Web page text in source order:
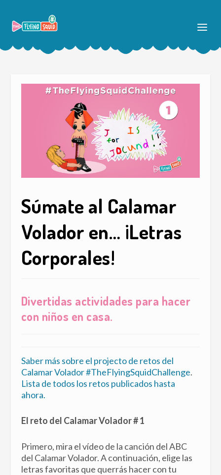
Súmate al Calamar
Volador en… ¡Letras
Corporales!
Divertidas actividades para hacer
con niños en casa.
Saber más sobre el projecto de retos del
Calamar Volador #TheFlyingSquidChallenge.
Lista de todos los retos publicados hasta
ahora.
El reto del Calamar Volador # 1
Primero, mira el vídeo de la canción del ABC
del Calamar Volador. A continuación, elige las
letras favoritas que querrás hacer con tu